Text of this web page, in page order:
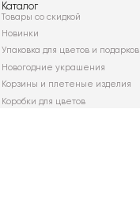
Каталог
Товары со скидкой
Новинки
Упаковка для цветов и подарков
Новогодние украшения
Корзины и плетеные изделия
Коробки для цветов